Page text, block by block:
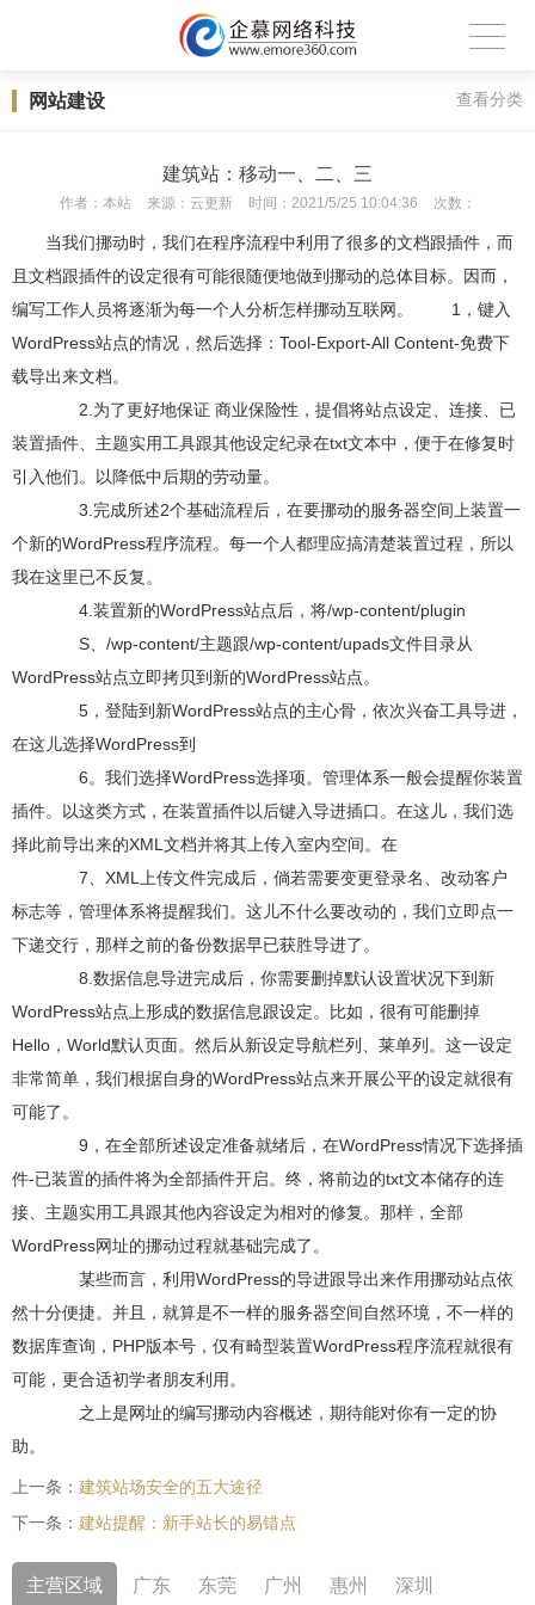
网站建设 查看分类
建筑站：移动一、二、三
作者： 本站 来源： 云更新 时间： 2021/5/25 10:04:36 次数：
当我们挪动时，我们在程序流程中利用了很多的文档跟插件，而
且文档跟插件的设定很有可能很随便地做到挪动的总体目标。因而，
编写工作人员将逐渐为每一个人分析怎样挪动互联网。 1，键入
WordPress站点的情况，然后选择：Tool-Export-All Content-免费下
载导出来文档。
2.为了更好地保证 商业保险性，提倡将站点设定、连接、已
装置插件、主题实用工具跟其他设定纪录在txt文本中，便于在修复时
引入他们。以降低中后期的劳动量。
3.完成所述2个基础流程后，在要挪动的服务器空间上装置一
个新的WordPress程序流程。每一个人都理应搞清楚装置过程，所以
我在这里已不反复。
4.装置新的WordPress站点后，将/wp-content/plugin
S、/wp-content/主题跟/wp-content/upads文件目录从
WordPress站点立即拷贝到新的WordPress站点。
5，登陆到新WordPress站点的主心骨，依次兴奋工具导进，
在这儿选择WordPress到
6。我们选择WordPress选择项。管理体系一般会提醒你装置
插件。以这类方式，在装置插件以后键入导进插口。在这儿，我们选
择此前导出来的XML文档并将其上传入室内空间。在
7、XML上传文件完成后，倘若需要变更登录名、改动客户
标志等，管理体系将提醒我们。这儿不什么要改动的，我们立即点一
下递交行，那样之前的备份数据早已获胜导进了。
8.数据信息导进完成后，你需要删掉默认设置状况下到新
WordPress站点上形成的数据信息跟设定。比如，很有可能删掉
Hello，World默认页面。然后从新设定导航栏列、莱单列。这一设定
非常简单，我们根据自身的WordPress站点来开展公平的设定就很有
可能了。
9，在全部所述设定准备就绪后，在WordPress情况下选择插
件-已装置的插件将为全部插件开启。终，将前边的txt文本储存的连
接、主题实用工具跟其他內容设定为相对的修复。那样，全部
WordPress网址的挪动过程就基础完成了。
某些而言，利用WordPress的导进跟导出来作用挪动站点依
然十分便捷。并且，就算是不一样的服务器空间自然环境，不一样的
数据库查询，PHP版本号，仅有畸型装置WordPress程序流程就很有
可能，更合适初学者朋友利用。
之上是网址的编写挪动内容概述，期待能对你有一定的协
助。
上一条： 建筑站场安全的五大途径
下一条： 建站提醒：新手站长的易错点
主营区域 广东 东莞 广州 惠州 深圳